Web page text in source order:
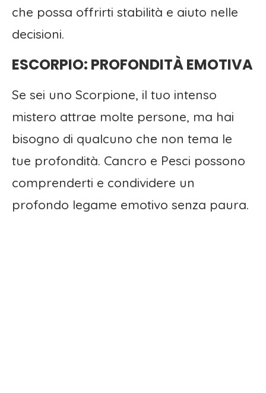
che possa offrirti stabilità e aiuto nelle
decisioni.
ESCORPIO: PROFONDITÀ EMOTIVA
Se sei uno Scorpione, il tuo intenso
mistero attrae molte persone, ma hai
bisogno di qualcuno che non tema le
tue profondità. Cancro e Pesci possono
comprenderti e condividere un
profondo legame emotivo senza paura.